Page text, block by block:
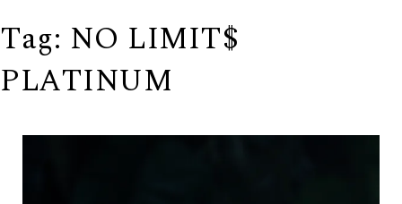
Tag: NO LIMIT$
PLATINUM